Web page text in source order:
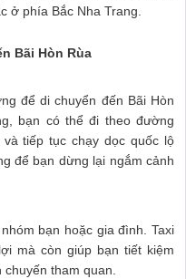
ở phía Bắc Nha Trang.
Bãi Hòn Rùa
để di chuyển đến Bãi Hòn
bạn có thể đi theo đường
tiếp tục chạy dọc quốc lộ
để bạn dừng lại ngắm cảnh
bạn hoặc gia đình. Taxi
mà còn giúp bạn tiết kiệm
tham quan.